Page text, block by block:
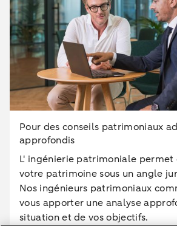
Pour des conseils patrimoniaux
approfondis
L' ingénierie patrimoniale permet
votre patrimoine sous un angle
Nos ingénieurs patrimoniaux
vous apporter une analyse
situation et de vos objectifs.